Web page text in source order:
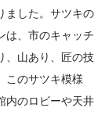
ました。サツキの
は、市のキャッチ
、山あり、匠の技
このサツキ模様
内のロビーや天井